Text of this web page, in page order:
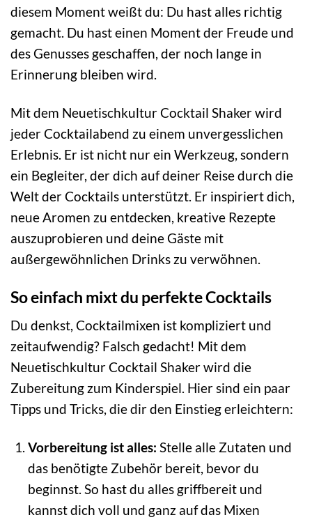
diesem Moment weißt du: Du hast alles richtig
gemacht. Du hast einen Moment der Freude und
des Genusses geschaffen, der noch lange in
Erinnerung bleiben wird.
Mit dem Neuetischkultur Cocktail Shaker wird
jeder Cocktailabend zu einem unvergesslichen
Erlebnis. Er ist nicht nur ein Werkzeug, sondern
ein Begleiter, der dich auf deiner Reise durch die
Welt der Cocktails unterstützt. Er inspiriert dich,
neue Aromen zu entdecken, kreative Rezepte
auszuprobieren und deine Gäste mit
außergewöhnlichen Drinks zu verwöhnen.
So einfach mixt du perfekte Cocktails
Du denkst, Cocktailmixen ist kompliziert und
zeitaufwendig? Falsch gedacht! Mit dem
Neuetischkultur Cocktail Shaker wird die
Zubereitung zum Kinderspiel. Hier sind ein paar
Tipps und Tricks, die dir den Einstieg erleichtern:
Vorbereitung ist alles: Stelle alle Zutaten und
das benötigte Zubehör bereit, bevor du
beginnst. So hast du alles griffbereit und
kannst dich voll und ganz auf das Mixen